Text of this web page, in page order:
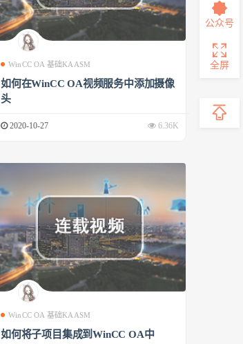
WinCC OA 基础KAASM
如何在WinCC OA视频服务中添加摄像
头
2020-10-27 6.36K
WinCC OA 基础KAASM
如何将子项目集成到WinCC OA中
公众号
全屏